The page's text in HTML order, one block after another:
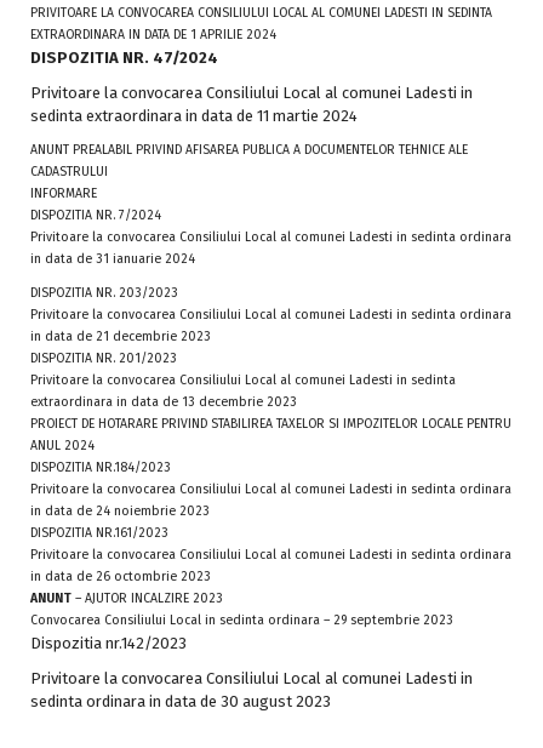
PRIVITOARE LA CONVOCAREA CONSILIULUI LOCAL AL COMUNEI LADESTI IN SEDINTA
EXTRAORDINARA IN DATA DE 1 APRILIE 2024
DISPOZITIA NR. 47/2024
Privitoare la convocarea Consiliului Local al comunei Ladesti in
sedinta extraordinara in data de 11 martie 2024
ANUNT PREALABIL PRIVIND AFISAREA PUBLICA A DOCUMENTELOR TEHNICE ALE
CADASTRULUI
INFORMARE
DISPOZITIA NR. 7/2024
Privitoare la convocarea Consiliului Local al comunei Ladesti in sedinta ordinara
in data de 31 ianuarie 2024
DISPOZITIA NR. 203/2023
Privitoare la convocarea Consiliului Local al comunei Ladesti in sedinta ordinara
in data de 21 decembrie 2023
DISPOZITIA NR. 201/2023
Privitoare la convocarea Consiliului Local al comunei Ladesti in sedinta
extraordinara in data de 13 decembrie 2023
PROIECT DE HOTARARE PRIVIND STABILIREA TAXELOR SI IMPOZITELOR LOCALE PENTRU
ANUL 2024
DISPOZITIA NR.184/2023
Privitoare la convocarea Consiliului Local al comunei Ladesti in sedinta ordinara
in data de 24 noiembrie 2023
DISPOZITIA NR.161/2023
Privitoare la convocarea Consiliului Local al comunei Ladesti in sedinta ordinara
in data de 26 octombrie 2023
ANUNT – AJUTOR INCALZIRE 2023
Convocarea Consiliului Local in sedinta ordinara – 29 septembrie 2023
Dispozitia nr.142/2023
Privitoare la convocarea Consiliului Local al comunei Ladesti in
sedinta ordinara in data de 30 august 2023